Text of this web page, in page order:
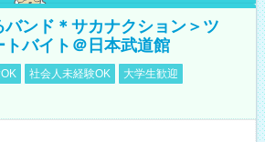
バンド＊サカナクション＞ツ
バイト＠日本武道館
社会人未経験OK
大学生歓迎